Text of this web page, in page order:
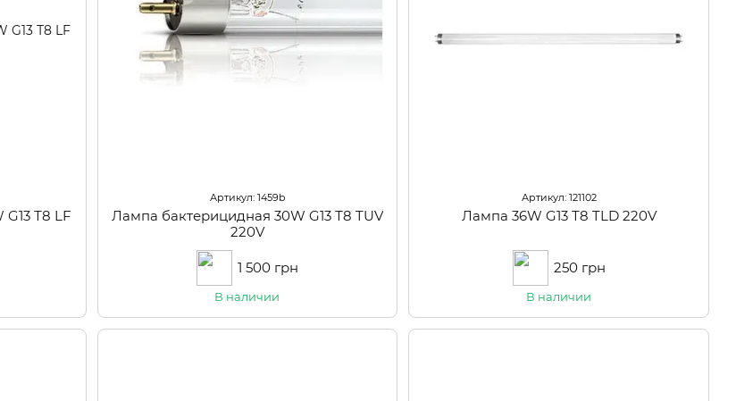
Т8 LF
Артикул: 1459b
Лампа бактерицидная 30W G13 Т8 TUV
220V
1 500 грн
В наличии
Артикул: 121102
Лампа 36W G13 Т8 TLD 220V
250 грн
В наличии